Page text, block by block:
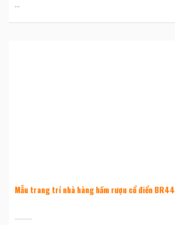
Mẫu trang trí nhà hàng hầm rượu cổ điển BR44